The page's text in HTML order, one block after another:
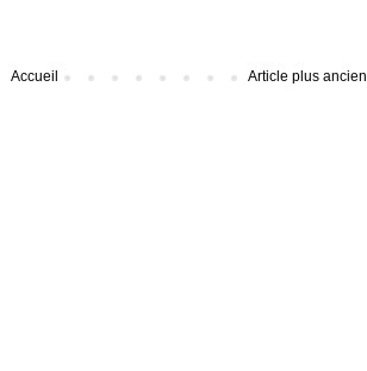
Article plus ancien
Accueil